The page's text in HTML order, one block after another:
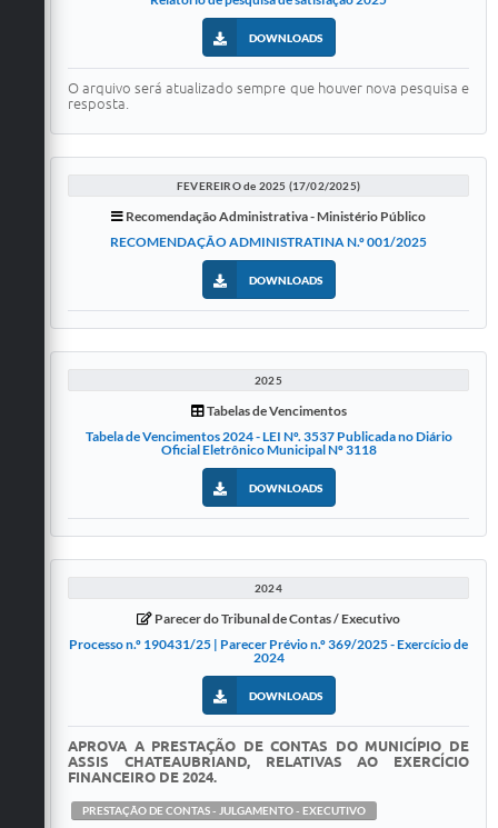
DOWNLOADS
O arquivo será atualizado sempre que houver nova pesquisa e
resposta.
FEVEREIRO de 2025 (17/02/2025)
Recomendação Administrativa - Ministério Público
RECOMENDAÇÃO ADMINISTRATINA N.º 001/2025
DOWNLOADS
2025
Tabelas de Vencimentos
Tabela de Vencimentos 2024 - LEI Nº. 3537 Publicada no Diário
Oficial Eletrônico Municipal Nº 3118
DOWNLOADS
2024
Parecer do Tribunal de Contas / Executivo
Processo n.º 190431/25 | Parecer Prévio n.º 369/2025 - Exercício de
2024
DOWNLOADS
APROVA A PRESTAÇÃO DE CONTAS DO MUNICÍPIO DE
ASSIS CHATEAUBRIAND, RELATIVAS AO EXERCÍCIO
FINANCEIRO DE 2024.
PRESTAÇÃO DE CONTAS - JULGAMENTO - EXECUTIVO